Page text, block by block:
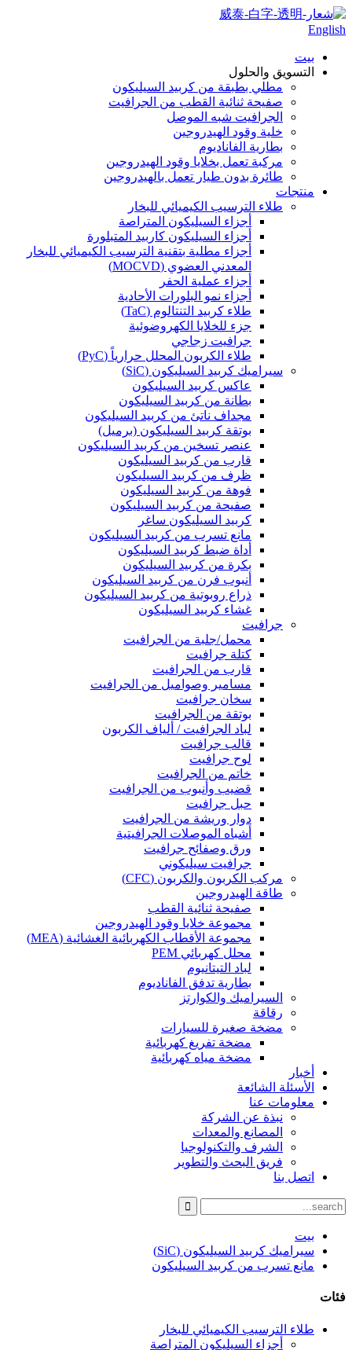
English
بيت
التسويق والحلول
مطلي بطبقة من كربيد السيليكون
صفيحة ثنائية القطب من الجرافيت
الجرافيت شبه الموصل
خلية وقود الهيدروجين
بطارية الفاناديوم
مركبة تعمل بخلايا وقود الهيدروجين
طائرة بدون طيار تعمل بالهيدروجين
منتجات
طلاء الترسيب الكيميائي للبخار
أجزاء السيليكون المتراصة
أجزاء السيليكون كاربيد المتبلورة
أجزاء مطلية بتقنية الترسيب الكيميائي للبخار
المعدني العضوي (MOCVD)
أجزاء عملية الحفر
أجزاء نمو البلورات الأحادية
طلاء كربيد التنتالوم (TaC)
جزء للخلايا الكهروضوئية
جرافيت زجاجي
طلاء الكربون المحلل حرارياً (PyC)
سيراميك كربيد السيليكون (SiC)
عاكس كربيد السيليكون
بطانة من كربيد السيليكون
مجداف ناتئ من كربيد السيليكون
بوتقة كربيد السيليكون (برميل)
عنصر تسخين من كربيد السيليكون
قارب من كربيد السيليكون
ظرف من كربيد السيليكون
فوهة من كربيد السيليكون
صفيحة من كربيد السيليكون
كربيد السيليكون ساغر
مانع تسرب من كربيد السيليكون
أداة ضبط كربيد السيليكون
بكرة من كربيد السيليكون
أنبوب فرن من كربيد السيليكون
ذراع روبوتية من كربيد السيليكون
غشاء كربيد السيليكون
جرافيت
محمل/جلبة من الجرافيت
كتلة جرافيت
قارب من الجرافيت
مسامير وصواميل من الجرافيت
سخان جرافيت
بوتقة من الجرافيت
لباد الجرافيت / ألياف الكربون
قالب جرافيت
لوح جرافيت
خاتم من الجرافيت
قضيب وأنبوب من الجرافيت
حبل جرافيت
دوار وريشة من الجرافيت
أشباه الموصلات الجرافيتية
ورق وصفائح جرافيت
جرافيت سيليكوني
مركب الكربون والكربون (CFC)
طاقة الهيدروجين
صفيحة ثنائية القطب
مجموعة خلايا وقود الهيدروجين
مجموعة الأقطاب الكهربائية الغشائية (MEA)
محلل كهربائي PEM
لباد التيتانيوم
بطارية تدفق الفاناديوم
السيراميك والكوارتز
رقاقة
مضخة صغيرة للسيارات
مضخة تفريغ كهربائية
مضخة مياه كهربائية
أخبار
الأسئلة الشائعة
معلومات عنا
نبذة عن الشركة
المصانع والمعدات
الشرف والتكنولوجيا
فريق البحث والتطوير
اتصل بنا
بيت
سيراميك كربيد السيليكون (SiC)
مانع تسرب من كربيد السيليكون
فئات
طلاء الترسيب الكيميائي للبخار
أجزاء السيليكون المتراصة